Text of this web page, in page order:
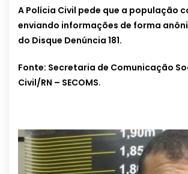
A Polícia Civil pede que a população
enviando informações de forma
do Disque Denúncia 181.
Fonte: Secretaria de Comunicação
Civil/RN – SECOMS.